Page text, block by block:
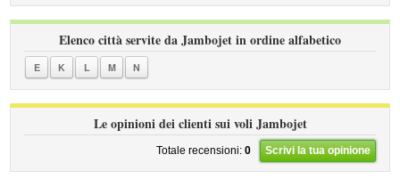
Elenco città servite da Jambojet in ordine alfabetico
E K L M N
Le opinioni dei clienti sui voli Jambojet
Totale recensioni: 0 Scrivi la tua opinione